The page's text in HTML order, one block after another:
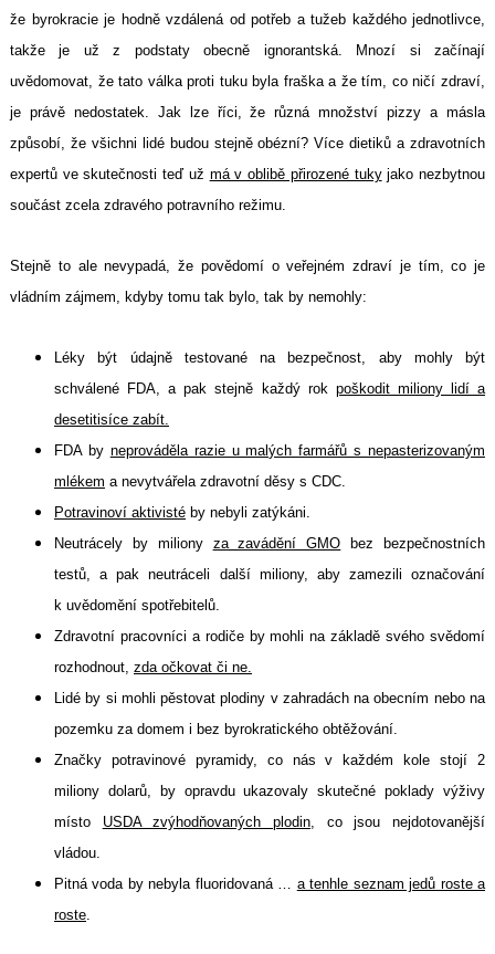
že byrokracie je hodně vzdálená od potřeb a tužeb každého jednotlivce,
takže je už z podstaty obecně ignorantská. Mnozí si začínají
uvědomovat, že tato válka proti tuku byla fraška a že tím, co ničí zdraví,
je právě nedostatek. Jak lze říci, že různá množství pizzy a másla
způsobí, že všichni lidé budou stejně obézní? Více dietiků a zdravotních
expertů ve skutečnosti teď už má v oblibě přirozené tukyjako nezbytnou
součást zcela zdravého potravního režimu.
Stejně to ale nevypadá, že povědomí o veřejném zdraví je tím, co je
vládním zájmem, kdyby tomu tak bylo, tak by nemohly:
Léky být údajně testované na bezpečnost, aby mohly být
schválené FDA, a pak stejně každý rok poškodit miliony lidí a
desetitisíce zabít.
FDA by neprováděla razie u malých farmářů s nepasterizovaným
mlékem a nevytvářela zdravotní děsy s CDC.
Potravinoví aktivisté by nebyli zatýkáni.
Neutrácely by miliony za zavádění GMO bez bezpečnostních
testů, a pak neutráceli další miliony, aby zamezili označování
k uvědomění spotřebitelů.
Zdravotní pracovníci a rodiče by mohli na základě svého svědomí
rozhodnout, zda očkovat či ne.
Lidé by si mohli pěstovat plodiny v zahradách na obecním nebo na
pozemku za domem i bez byrokratického obtěžování.
Značky potravinové pyramidy, co nás v každém kole stojí 2
miliony dolarů, by opravdu ukazovaly skutečné poklady výživy
místo USDA zvýhodňovaných plodin, co jsou nejdotovanější
vládou.
Pitná voda by nebyla fluoridovaná … a tenhle seznam jedů roste a
roste.